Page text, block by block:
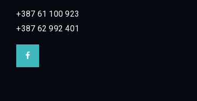
+387 61 100 923
+387 62 992 401